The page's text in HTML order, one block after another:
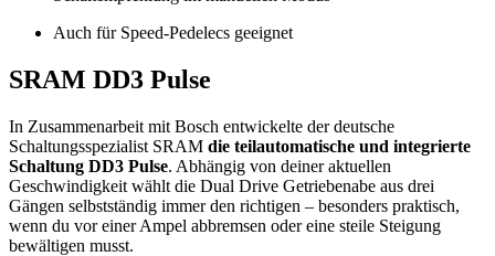
Auch für Speed-Pedelecs geeignet
SRAM DD3 Pulse
In Zusammenarbeit mit Bosch entwickelte der deutsche
Schaltungsspezialist SRAM die teilautomatische und integrierte
Schaltung DD3 Pulse. Abhängig von deiner aktuellen
Geschwindigkeit wählt die Dual Drive Getriebenabe aus drei
Gängen selbstständig immer den richtigen – besonders praktisch,
wenn du vor einer Ampel abbremsen oder eine steile Steigung
bewältigen musst.